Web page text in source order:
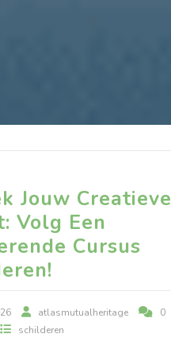
Jouw Creatieve
Volg Een
Cursus
atlasmutualheritage
0
schilderen